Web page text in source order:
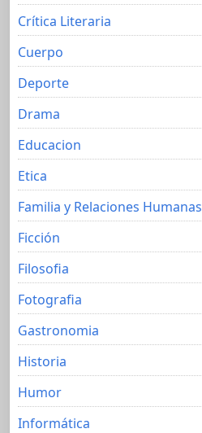
Crítica Literaria
Cuerpo
Deporte
Drama
Educacion
Etica
Familia y Relaciones Humanas
Ficción
Filosofia
Fotografia
Gastronomia
Historia
Humor
Informática